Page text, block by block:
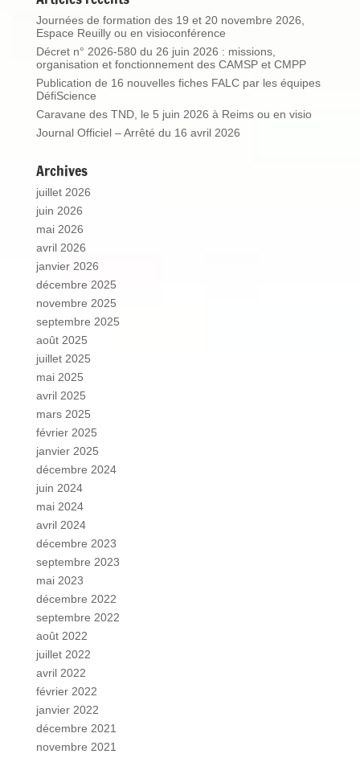
Journées de formation des 19 et 20 novembre 2026,
Espace Reuilly ou en visioconférence
Décret n° 2026-580 du 26 juin 2026 : missions,
organisation et fonctionnement des CAMSP et CMPP
Publication de 16 nouvelles fiches FALC par les équipes
DéfiScience
Caravane des TND, le 5 juin 2026 à Reims ou en visio
Journal Officiel – Arrêté du 16 avril 2026
Archives
juillet 2026
juin 2026
mai 2026
avril 2026
janvier 2026
décembre 2025
novembre 2025
septembre 2025
août 2025
juillet 2025
mai 2025
avril 2025
mars 2025
février 2025
janvier 2025
décembre 2024
juin 2024
mai 2024
avril 2024
décembre 2023
septembre 2023
mai 2023
décembre 2022
septembre 2022
août 2022
juillet 2022
avril 2022
février 2022
janvier 2022
décembre 2021
novembre 2021